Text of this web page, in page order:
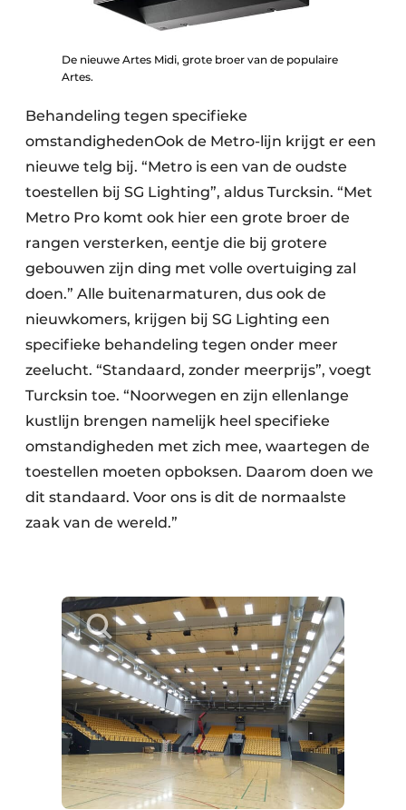
De nieuwe Artes Midi, grote broer van de populaire
Artes.
Behandeling tegen specifieke
omstandighedenOok de Metro-lijn krijgt er een
nieuwe telg bij. “Metro is een van de oudste
toestellen bij SG Lighting”, aldus Turcksin. “Met
Metro Pro komt ook hier een grote broer de
rangen versterken, eentje die bij grotere
gebouwen zijn ding met volle overtuiging zal
doen.” Alle buitenarmaturen, dus ook de
nieuwkomers, krijgen bij SG Lighting een
specifieke behandeling tegen onder meer
zeelucht. “Standaard, zonder meerprijs”, voegt
Turcksin toe. “Noorwegen en zijn ellenlange
kustlijn brengen namelijk heel specifieke
omstandigheden met zich mee, waartegen de
toestellen moeten opboksen. Daarom doen we
dit standaard. Voor ons is dit de normaalste
zaak van de wereld.”